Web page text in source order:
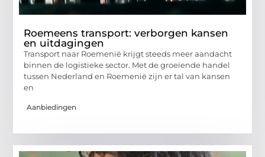
Roemeens transport: verborgen kansen
en uitdagingen
Transport naar Roemenië krijgt steeds meer aandacht
binnen de logistieke sector. Met de groeiende handel
tussen Nederland en Roemenië zijn er tal van kansen
en
Aanbiedingen